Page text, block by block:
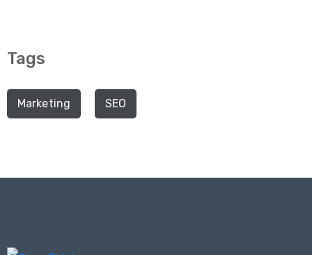
Tags
Marketing SEO